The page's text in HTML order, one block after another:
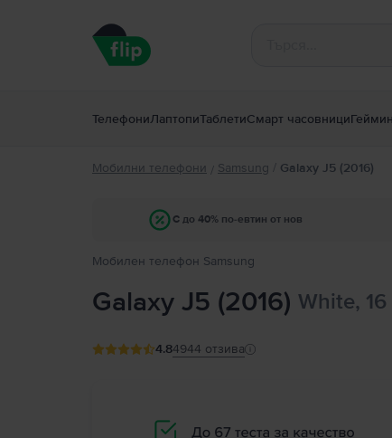
ТелефониЛаптопиТаблетиСмарт часовници
Мобилни телефони / Samsung / Galaxy J5 (2016)
С до 40% по-евтин от нов
Мобилен телефон Samsung
Galaxy J5 (2016) White,
4.84944 отзива